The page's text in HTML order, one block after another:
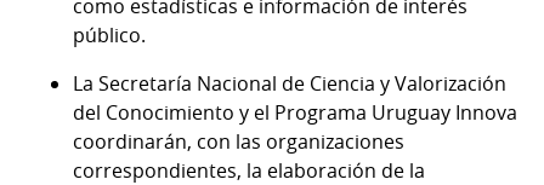
como estadísticas e información de interés
público.
La Secretaría Nacional de Ciencia y Valorización
del Conocimiento y el Programa Uruguay Innova
coordinarán, con las organizaciones
correspondientes, la elaboración de la